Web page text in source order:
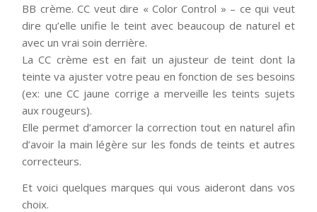
BB crème. CC veut dire « Color Control » – ce qui veut
dire qu’elle unifie le teint avec beaucoup de naturel et
avec un vrai soin derrière.
La CC crème est en fait un ajusteur de teint dont la
teinte va ajuster votre peau en fonction de ses besoins
(ex: une CC jaune corrige a merveille les teints sujets
aux rougeurs).
Elle permet d’amorcer la correction tout en naturel afin
d’avoir la main légère sur les fonds de teints et autres
correcteurs.
Et voici quelques marques qui vous aideront dans vos
choix.